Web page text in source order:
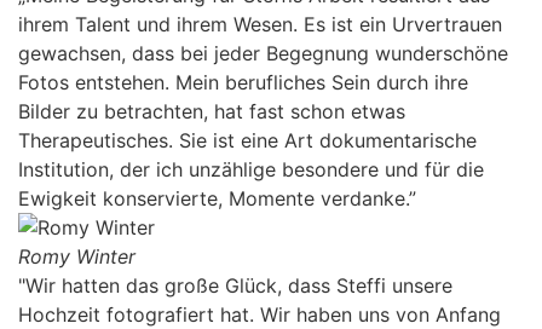
ihrem Talent und ihrem Wesen. Es ist ein Urvertrauen
gewachsen, dass bei jeder Begegnung wunderschöne
Fotos entstehen. Mein berufliches Sein durch ihre
Bilder zu betrachten, hat fast schon etwas
Therapeutisches. Sie ist eine Art dokumentarische
Institution, der ich unzählige besondere und für die
Ewigkeit konservierte, Momente verdanke.”
Romy Winter
"Wir hatten das große Glück, dass Steffi unsere
Hochzeit fotografiert hat. Wir haben uns von Anfang